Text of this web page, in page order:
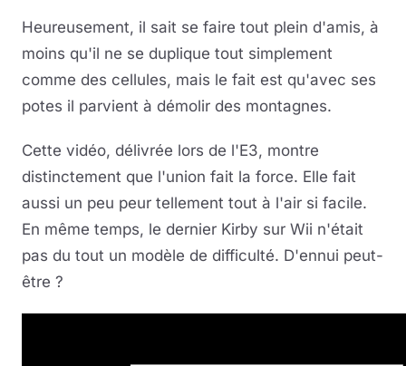
Heureusement, il sait se faire tout plein d'amis, à
moins qu'il ne se duplique tout simplement
comme des cellules, mais le fait est qu'avec ses
potes il parvient à démolir des montagnes.
Cette vidéo, délivrée lors de l'E3, montre
distinctement que l'union fait la force. Elle fait
aussi un peu peur tellement tout à l'air si facile.
En même temps, le dernier Kirby sur Wii n'était
pas du tout un modèle de difficulté. D'ennui peut-
être ?